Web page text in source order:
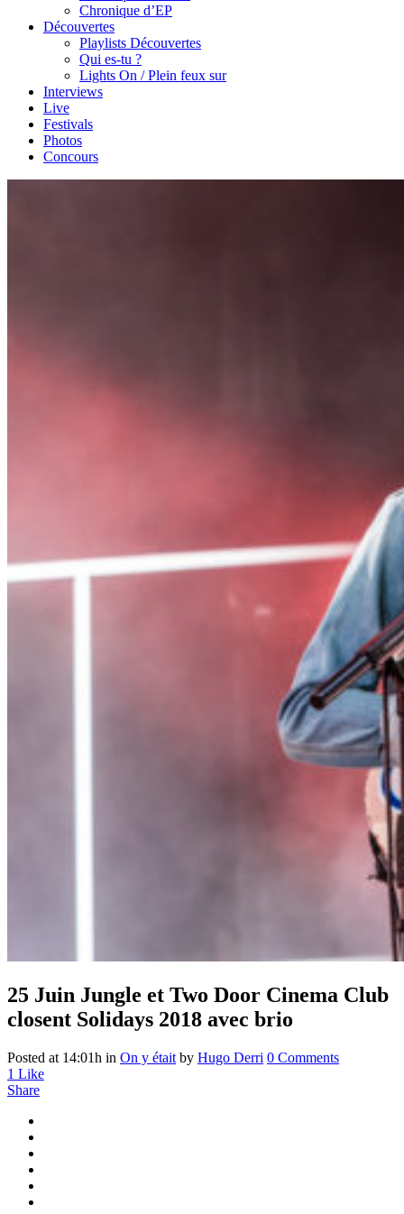
Chronique d’EP
Découvertes
Playlists Découvertes
Qui es-tu ?
Lights On / Plein feux sur
Interviews
Live
Festivals
Photos
Concours
25 Juin Jungle et Two Door Cinema Club
closent Solidays 2018 avec brio
Posted at 14:01h in On y était by Hugo Derri 0 Comments
1 Like
Share